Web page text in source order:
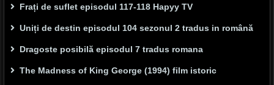
Frați de suflet episodul 117-118 Hapyy TV
Uniți de destin episodul 104 sezonul 2 tradus in română
Dragoste posibilă episodul 7 tradus romana
The Madness of King George (1994) film istoric